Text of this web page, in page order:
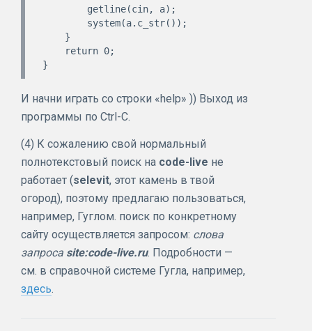
И начни играть со строки «help» )) Выход из
программы по Ctrl-C.
(4) К сожалению свой нормальный
полнотекстовый поиск на code-live не
работает (selevit, этот камень в твой
огород), поэтому предлагаю пользоваться,
например, Гуглом. поиск по конкретному
сайту осуществляется запросом: слова
запроса site:code-live.ru. Подробности —
см. в справочной системе Гугла, например,
здесь.